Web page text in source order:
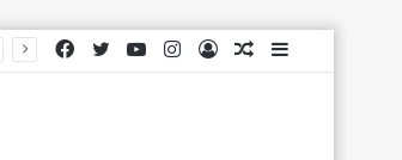
Aktuelno
Log
Instagram
YouTube
Twitter
Facebook